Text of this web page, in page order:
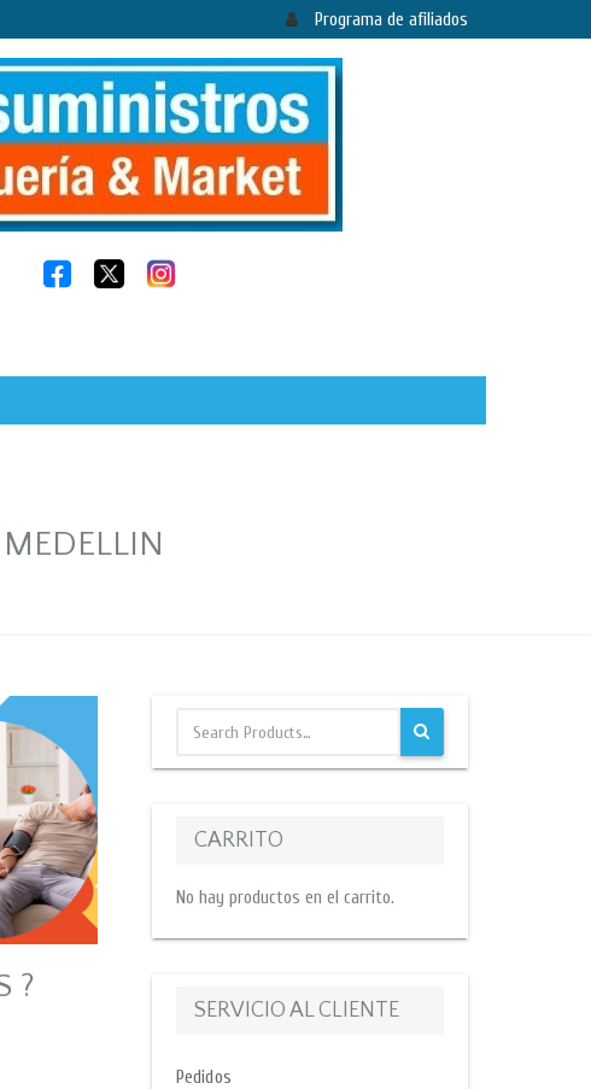
Programa de afiliados
?
CARRITO
No hay productos en el carrito.
SERVICIO AL CLIENTE
Pedidos